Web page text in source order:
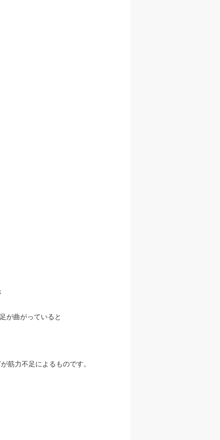
曲がっていると
筋力不足によるものです。